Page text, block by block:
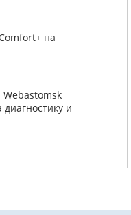
на
Webastomsk
и